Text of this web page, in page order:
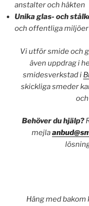
anstalter och häkten
Unika glas- och
och offentliga miljöer
Vi utför smide och
även uppdrag i
smidesverkstad i
skickliga smeder
Behöver du hjälp?
mejla
Häng med